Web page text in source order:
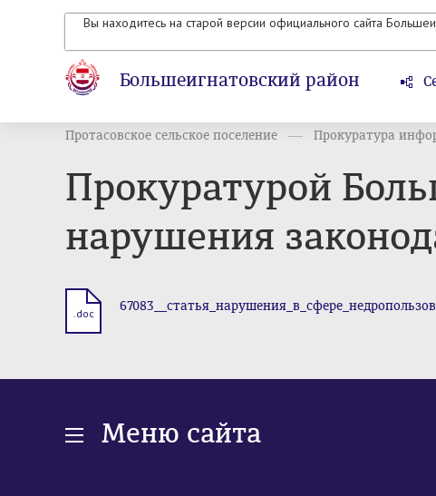
Вы находитесь на старой версии официального сайта
Большеигнатовский район
Протасовское сельское поселение Прокуратура
Прокуратурой
нарушения
.doc
Меню сайта